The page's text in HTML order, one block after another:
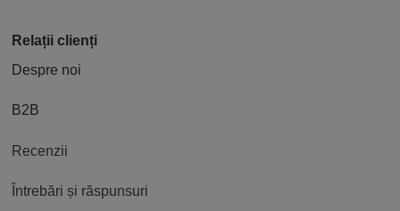
Relații clienți
Despre noi
B2B
Recenzii
Întrebări și răspunsuri